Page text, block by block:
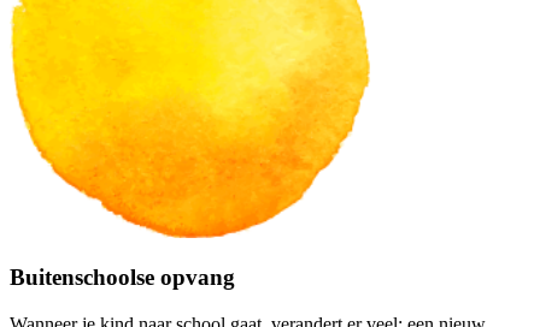
Buitenschoolse opvang